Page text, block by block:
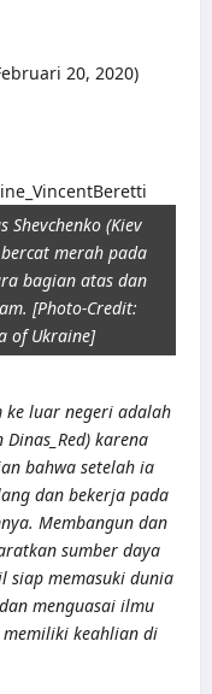
20, 2020)
Shevchenko (Kiev
merah pada
bagian atas dan
[Photo-Credit:
of Ukraine]
ke luar negeri adalah
karena
bahwa setelah ia
dan bekerja pada
Membangun dan
sumber daya
siap memasuki dunia
menguasai ilmu
memiliki keahlian di